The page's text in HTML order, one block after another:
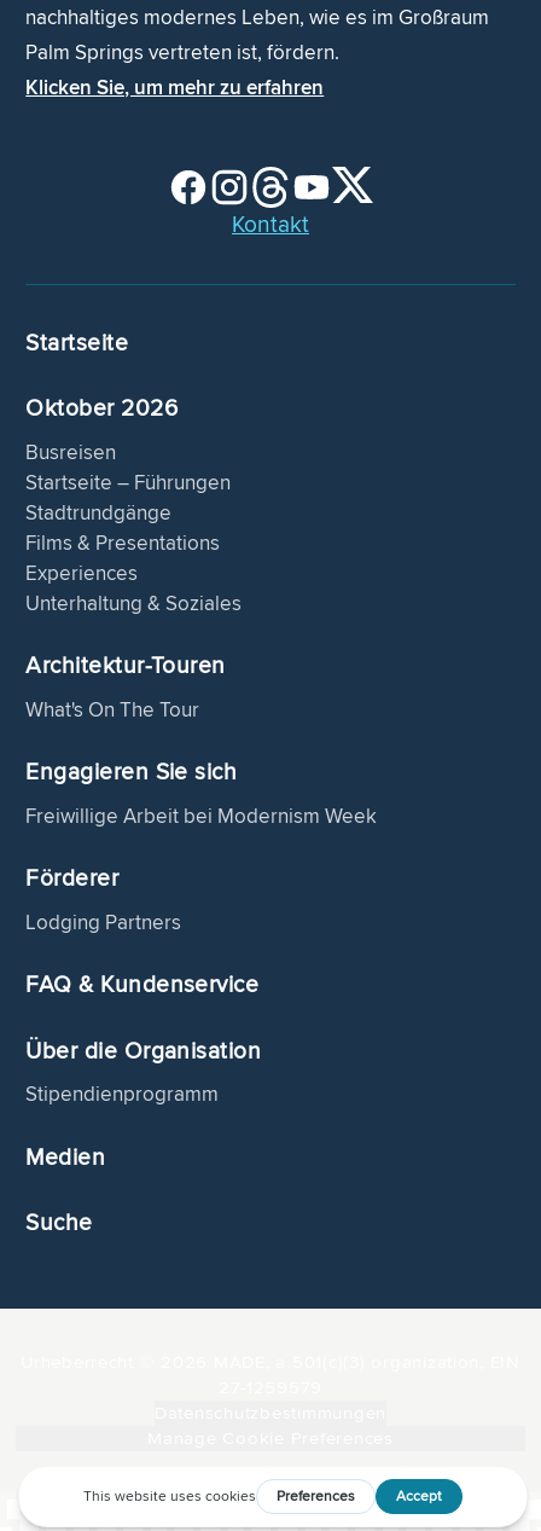
nachhaltiges modernes Leben, wie es im Großraum
Palm Springs vertreten ist, fördern.
Klicken Sie, um mehr zu erfahren
Kontakt
Startseite
Oktober 2026
Busreisen
Startseite – Führungen
Stadtrundgänge
Films & Presentations
Experiences
Unterhaltung & Soziales
Architektur-Touren
What's On The Tour
Engagieren Sie sich
Freiwillige Arbeit bei Modernism Week
Förderer
Lodging Partners
FAQ & Kundenservice
Über die Organisation
Stipendienprogramm
Medien
Suche